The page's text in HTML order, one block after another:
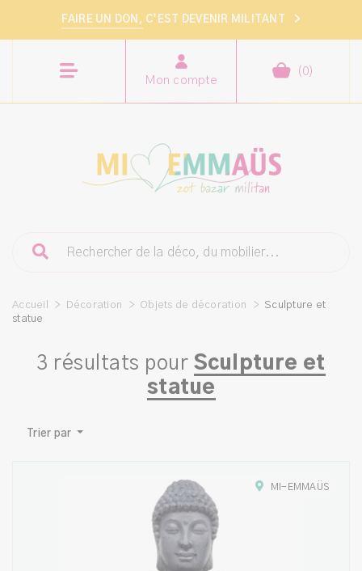
FAIRE UN DON, C’EST DEVENIR MILITANT >
Mon compte
( 0)
Accueil > Décoration > Objets de décoration >
Sculpture et
statue
3 résultats pour Sculpture et
statue
Trier par
MI-EMMAÜS